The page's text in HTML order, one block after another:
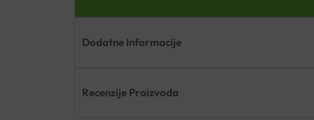
Dodatne Informacije
Recenzije Proizvoda